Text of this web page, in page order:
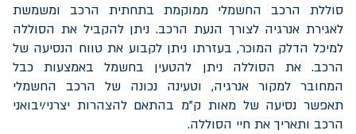
סוללת הרכב החשמלי ממוקמת בתחתית הרכב ומשמשת
לאגירת אנרגיה לצורך הנעת הרכב. ניתן להקביל את הסוללה
למיכל הדלק המוכר, בעזרתו ניתן לקבוע את טווח הנסיעה של
הרכב. את הסוללה ניתן להטעין בחשמל באמצעות כבל
המחובר למקור אנרגיה, וטעינה נכונה של הרכב החשמלי
תאפשר נסיעה של מאות ק"מ בהתאם להצהרות יצרני/יבואני
הרכב ותאריך את חיי הסוללה.